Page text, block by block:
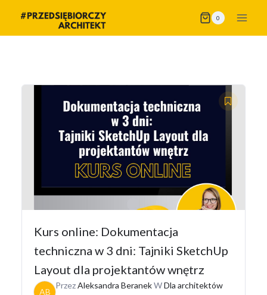
treści
0
Kurs online: Dokumentacja
techniczna w 3 dni: Tajniki SketchUp
Layout dla projektantów wnętrz
AB
PrzezAleksandra BeranekWDla architektów